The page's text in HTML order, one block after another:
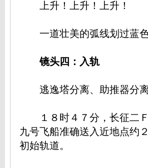
上升！上升！上升！
一道壮美的弧线划过蓝色
镜头四：入轨
逃逸塔分离、助推器分
１８时４７分，长征二Ｆ
九号飞船准确送入近地点约
初始轨道。